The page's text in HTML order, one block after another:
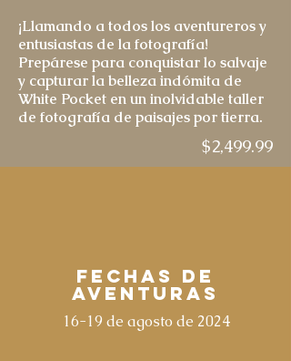
¡Llamando a todos los aventureros y
entusiastas de la fotografía!
Prepárese para conquistar lo salvaje
y capturar la belleza indómita de
White Pocket en un inolvidable taller
de fotografía de paisajes por tierra.
$2,499.99
Fechas de
aventuras
16-19 de agosto de 2024